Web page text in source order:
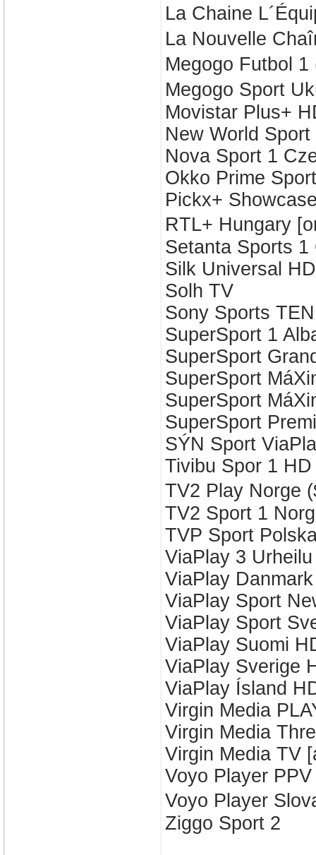
La Chaine
La Nouvelle
Megogo Futbol
Megogo Sport
Movistar Plus+
New World
Nova Sport 1
Okko Prime
Pickx+
RTL+ Hungary
Setanta Sports 1
Silk Universal HD
Solh TV
Sony Sports
SuperSport 1
SuperSport
SuperSport
SuperSport
SuperSport
SÝN Sport
Tivibu Spor 1 HD
TV2 Play
TV2 Sport 1
TVP Sport
ViaPlay 3
ViaPlay
ViaPlay Sport
ViaPlay Sport
ViaPlay Suomi
ViaPlay Sverige
ViaPlay Ísland
Virgin Media
Virgin Media
Virgin Media TV
Voyo Player
Voyo Player
Ziggo Sport 2